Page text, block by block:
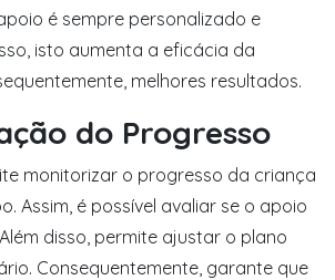
é sempre personalizado e
isto aumenta a eficácia da
melhores resultados.
do Progresso
monitorizar o progresso da criança
Assim, é possível avaliar se o apoio
disso, permite ajustar o plano
Consequentemente, garante que